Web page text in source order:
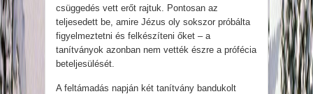
csüggedés vett erőt rajtuk. Pontosan az
teljesedett be, amire Jézus oly sokszor próbálta
figyelmeztetni és felkészíteni őket – a
tanítványok azonban nem vették észre a prófécia
beteljesülését.
A feltámadás napján két tanítvány bandukolt